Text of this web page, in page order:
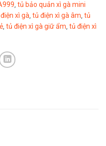
, tủ bảo quản xì gà mini
xì gà, tủ điện xì gà âm, tủ
, tủ điện xì gà giữ ẩm, tủ điện xì